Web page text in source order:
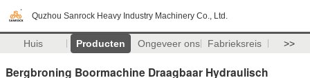
Quzhou Sanrock Heavy Industry Machinery Co., Ltd.
Huis Producten Ongeveer ons Fabrieksreis >>
Bergbroning Boormachine Draagbaar Hydraulisch